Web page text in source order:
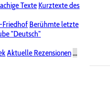
Texte Kurztexte des
Friedhof Berühmte letzte
"Deutsch"
Aktuelle Rezensionen...